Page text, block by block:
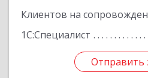
Клиентов на
1С:Специалист
Отправить
Отправить